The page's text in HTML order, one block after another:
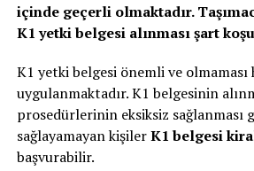
içinde geçerli olmaktadır.
K1 yetki belgesi alınması şart
K1 yetki belgesi önemli ve olmaması
uygulanmaktadır. K1 belgesinin
prosedürlerinin eksiksiz sağlanması
sağlayamayan kişilerK1 belgesi
başvurabilir.